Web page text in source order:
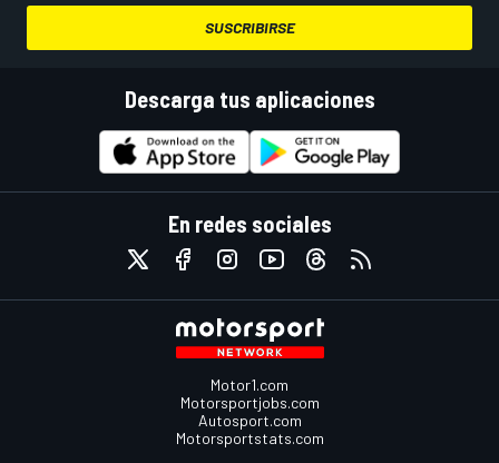
SUSCRIBIRSE
Descarga tus aplicaciones
En redes sociales
Motor1.com
Motorsportjobs.com
Autosport.com
Motorsportstats.com